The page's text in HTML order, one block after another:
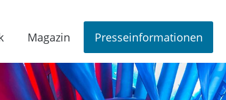
Magazin Presseinformationen